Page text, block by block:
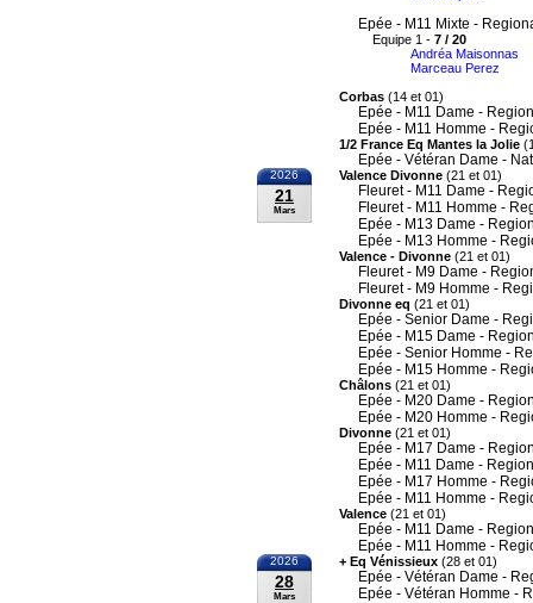
Epée - M11 Mixte -
Equipe 1 - 7 / 20
Andréa Maisonnas
Marceau Perez
Corbas (14 et 01)
Epée - M11 Dame -
Epée - M11 Homme -
1/2 France Eq Mantes la Jolie
Epée - Vétéran Dame -
2026
21
Mars
Valence Divonne (21 et 01)
Fleuret - M11 Dame -
Fleuret - M11 Homme -
Epée - M13 Dame -
Epée - M13 Homme -
Valence - Divonne (21 et 01)
Fleuret - M9 Dame -
Fleuret - M9 Homme -
Divonne eq (21 et 01)
Epée - Senior Dame -
Epée - M15 Dame -
Epée - Senior Homme -
Epée - M15 Homme -
Châlons (21 et 01)
Epée - M20 Dame -
Epée - M20 Homme -
Divonne (21 et 01)
Epée - M17 Dame -
Epée - M11 Dame -
Epée - M17 Homme -
Epée - M11 Homme -
Valence (21 et 01)
Epée - M11 Dame -
Epée - M11 Homme -
2026
28
Mars
+ Eq Vénissieux (28 et 01)
Epée - Vétéran Dame -
Epée - Vétéran Homme -